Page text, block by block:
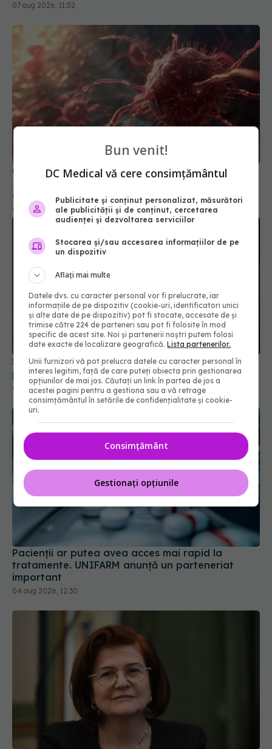
07 aug 2026, 11:52
Cancerul s-a extins la oase și nu numai. Starea lui
Joe Biden s-a înrăutățit. Fiul său dezvăluie cât de
gravă este boala
09 aug 2026, 14:52
Statul acordă un sprijin de 15.000 de lei. Cine
poate depune cererea din 17 august
04 aug 2026, 21:01
Pacienții ar putea avea acces mai rapid la
tratamente. UNIFARM anunță un parteneriat
important
04 aug 2026, 12:30
Bun venit!
DC Medical vă cere consimțământul
Publicitate și conținut personalizat, măsurători
ale publicității și de conținut, cercetarea
audienței și dezvoltarea serviciilor
Stocarea și/sau accesarea informațiilor de pe
un dispozitiv
Aflați mai multe
Datele dvs. cu caracter personal vor fi prelucrate, iar
informațiile de pe dispozitiv (cookie-uri, identificatori unici
și alte date de pe dispozitiv) pot fi stocate, accesate de și
trimise către 224 de parteneri sau pot fi folosite în mod
specific de acest site. Noi și partenerii noștri putem folosi
date exacte de localizare geografică.Lista partenerilor.
Unii furnizori vă pot prelucra datele cu caracter personal în
interes legitim, față de care puteți obiecta prin gestionarea
opțiunilor de mai jos. Căutați un link în partea de jos a
acestei pagini pentru a gestiona sau a vă retrage
consimțământul în setările de confidențialitate și cookie-
uri.
Consimțământ
Gestionați opțiunile